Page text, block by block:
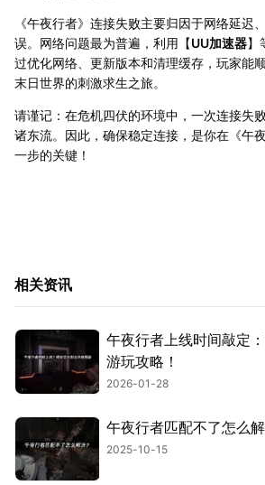
《午夜行者》连接失败主要归因于网络延迟
误。网络问题最为普遍，利用【UU加速器】
过优化网络、更新版本和清理缓存，玩家能
末日世界的刺激求生之旅。
请谨记：在危机四伏的环境中，一次连接失
诸东流。因此，确保稳定连接，是你在《午
一步的关键！
相关资讯
午夜行者上线时间敲定
游玩攻略！
2026-01-28
午夜行者匹配不了怎么
2025-10-15